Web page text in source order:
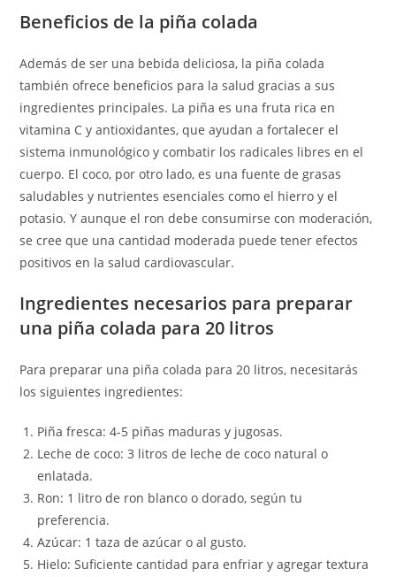
Beneficios de la piña colada
Además de ser una bebida deliciosa, la piña colada
también ofrece beneficios para la salud gracias a sus
ingredientes principales. La piña es una fruta rica en
vitamina C y antioxidantes, que ayudan a fortalecer el
sistema inmunológico y combatir los radicales libres en el
cuerpo. El coco, por otro lado, es una fuente de grasas
saludables y nutrientes esenciales como el hierro y el
potasio. Y aunque el ron debe consumirse con moderación,
se cree que una cantidad moderada puede tener efectos
positivos en la salud cardiovascular.
Ingredientes necesarios para preparar
una piña colada para 20 litros
Para preparar una piña colada para 20 litros, necesitarás
los siguientes ingredientes:
Piña fresca: 4-5 piñas maduras y jugosas.
Leche de coco: 3 litros de leche de coco natural o
enlatada.
Ron: 1 litro de ron blanco o dorado, según tu
preferencia.
Azúcar: 1 taza de azúcar o al gusto.
Hielo: Suficiente cantidad para enfriar y agregar textura